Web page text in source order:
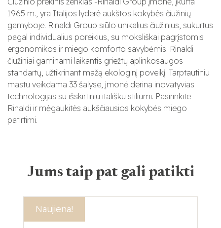
1965 m., yra Italijos lyderė aukštos kokybės čiužinių
gamyboje. Rinaldi Group siūlo unikalius čiužinius, sukurtus
pagal individualius poreikius, su moksliškai pagrįstomis
ergonomikos ir miego komforto savybėmis. Rinaldi
čiužiniai gaminami laikantis griežtų aplinkosaugos
standartų, užtikrinant mažą ekologinį poveikį. Tarptautiniu
mastu veikdama 33 šalyse, įmonė derina inovatyvias
technologijas su išskirtiniu itališku stiliumi. Pasirinkite
Rinaldi ir mėgaukitės aukščiausios kokybės miego
patirtimi.
Jums taip pat gali patikti
Akcija!
Naujiena!